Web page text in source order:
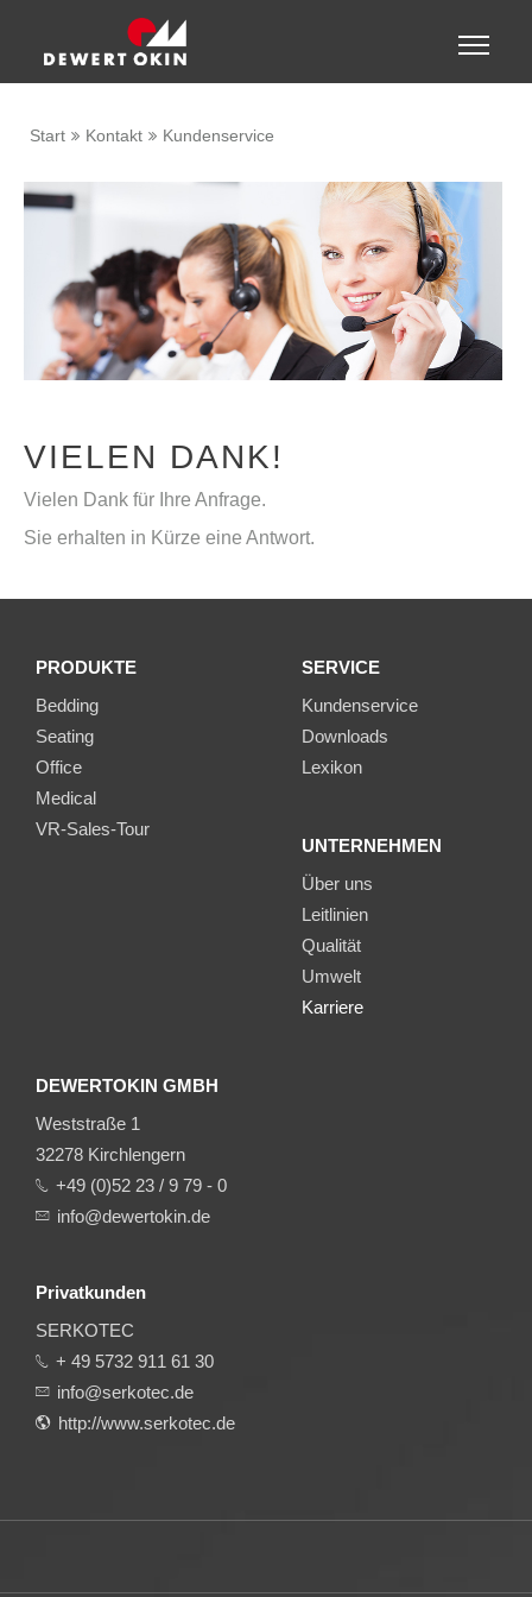
Toggle
Start Kontakt Kundenservice
VIELEN DANK!
Vielen Dank für Ihre Anfrage.
Sie erhalten in Kürze eine Antwort.
PRODUKTE
Bedding
Seating
Office
Medical
VR-Sales-Tour
SERVICE
Kundenservice
Downloads
Lexikon
UNTERNEHMEN
Über uns
Leitlinien
Qualität
Umwelt
Karriere
DEWERTOKIN GMBH
Weststraße 1
32278 Kirchlengern
+49 (0)52 23 / 9 79 - 0
info@dewertokin.de
Privatkunden
SERKOTEC
+ 49 5732 911 61 30
info@serkotec.de
http://www.serkotec.de